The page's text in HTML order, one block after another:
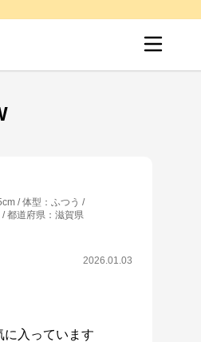
体型 ： ふつう
都道府県 ： 滋賀県
2026.01.03
に入っています